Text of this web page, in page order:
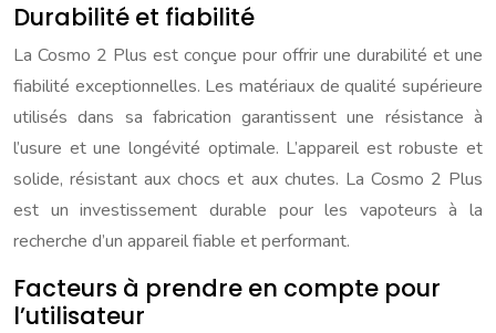
Durabilité et fiabilité
La Cosmo 2 Plus est conçue pour offrir une durabilité et une
fiabilité exceptionnelles. Les matériaux de qualité supérieure
utilisés dans sa fabrication garantissent une résistance à
l’usure et une longévité optimale. L’appareil est robuste et
solide, résistant aux chocs et aux chutes. La Cosmo 2 Plus
est un investissement durable pour les vapoteurs à la
recherche d’un appareil fiable et performant.
Facteurs à prendre en compte pour
l’utilisateur